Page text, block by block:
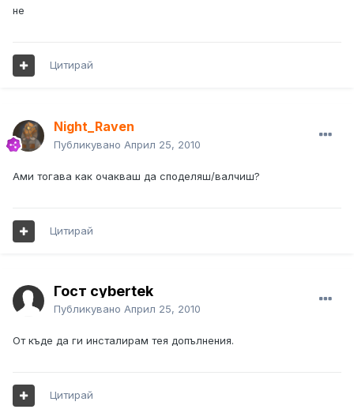
не
Цитирай
Night_Raven
Публикувано Април 25, 2010
Ами тогава как очакваш да споделяш/валчиш?
Цитирай
Гост cybertek
Публикувано Април 25, 2010
От къде да ги инсталирам тея допълнения.
Цитирай